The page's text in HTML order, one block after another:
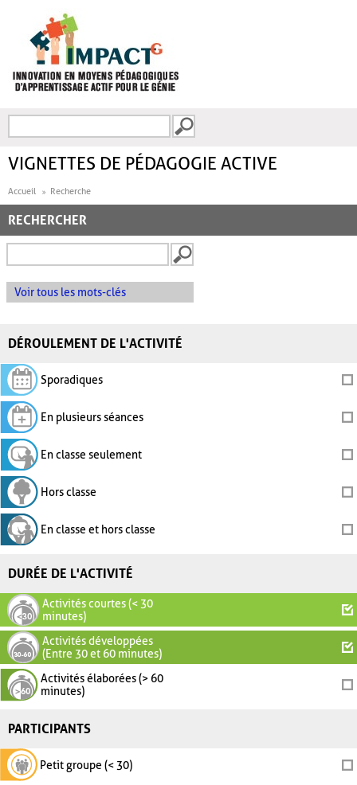
FORMULAIRE DE
VIGNETTES DE PÉDAGOGIE ACTIVE
Accueil Recherche
RECHERCHER
Voir tous les mots-clés
DÉROULEMENT DE L'ACTIVITÉ
Sporadiques
En plusieurs séances
En classe seulement
Hors classe
En classe et hors classe
DURÉE DE L'ACTIVITÉ
Activités courtes (< 30
minutes)
Activités développées
(Entre 30 et 60 minutes)
Activités élaborées (> 60
minutes)
PARTICIPANTS
Petit groupe (< 30)